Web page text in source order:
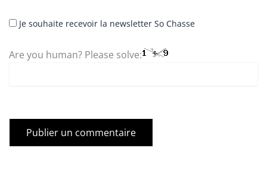
Je souhaite recevoir la newsletter So Chasse
Are you human? Please solve: